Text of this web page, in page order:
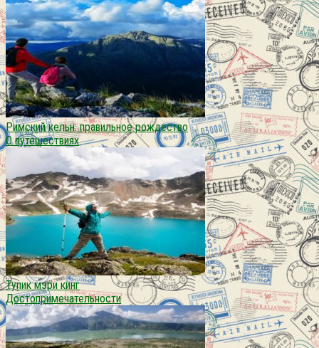
Римский кельн: правильное рождество
О путешествиях
Тупик мэри кинг
Достопримечательности